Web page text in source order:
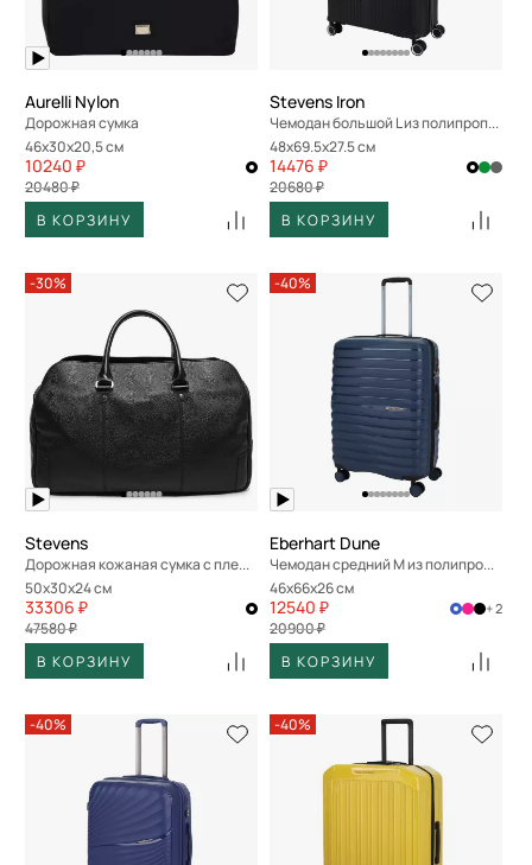
Aurelli Nylon
Дорожная сумка
46x30x20,5 см
10240 ₽
20480 ₽
В КОРЗИНУ
Stevens Iron
Чемодан большой L из полипропилена
48x69.5x27.5 см
14476 ₽
20680 ₽
В КОРЗИНУ
-30%
Stevens
Дорожная кожаная сумка с плечевым ремешком
50x30x24 см
33306 ₽
47580 ₽
В КОРЗИНУ
-40%
Eberhart Dune
Чемодан средний M из полипропилена
46x66x26 см
12540 ₽
20900 ₽
+ 2
В КОРЗИНУ
-40% -40%